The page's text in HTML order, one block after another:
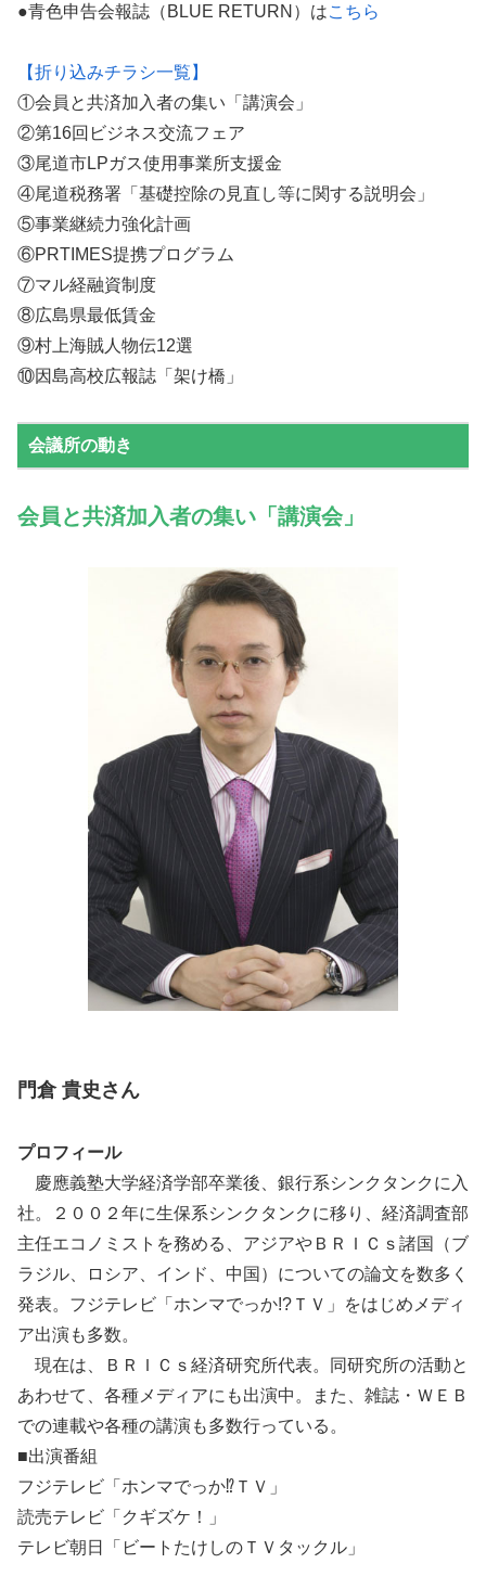
●青色申告会報誌（BLUE RETURN）はこちら
【折り込みチラシ一覧】
①会員と共済加入者の集い「講演会」
②第16回ビジネス交流フェア
③尾道市LPガス使用事業所支援金
④尾道税務署「基礎控除の見直し等に関する説明会」
⑤事業継続力強化計画
⑥PRTIMES提携プログラム
⑦マル経融資制度
⑧広島県最低賃金
⑨村上海賊人物伝12選
⑩因島高校広報誌「架け橋」
会議所の動き
会員と共済加入者の集い「講演会」
門倉 貴史さん
プロフィール
慶應義塾大学経済学部卒業後、銀行系シンクタンクに入
社。２００２年に生保系シンクタンクに移り、経済調査部
主任エコノミストを務める、アジアやＢＲＩＣｓ諸国（ブ
ラジル、ロシア、インド、中国）についての論文を数多く
発表。フジテレビ「ホンマでっか!?ＴＶ」をはじめメディ
ア出演も多数。
現在は、ＢＲＩＣｓ経済研究所代表。同研究所の活動と
あわせて、各種メディアにも出演中。また、雑誌・ＷＥＢ
での連載や各種の講演も多数行っている。
■出演番組
フジテレビ「ホンマでっか⁉ＴＶ」
読売テレビ「クギズケ！」
テレビ朝日「ビートたけしのＴＶタックル」